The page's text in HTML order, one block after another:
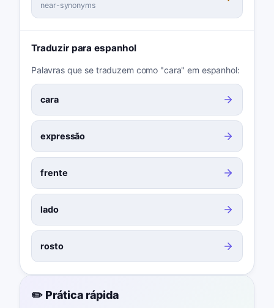
near-synonyms
Traduzir para espanhol
Palavras que se traduzem como "cara" em espanhol:
cara
expressão
frente
lado
rosto
✏️ Prática rápida